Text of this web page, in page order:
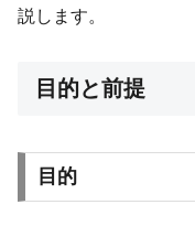
説します。
目的と前提
目的